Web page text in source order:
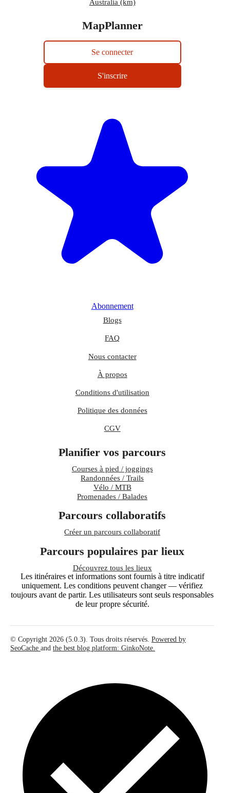
MapPlanner
Se connecter
S'inscrire
Abonnement
Blogs
FAQ
Nous contacter
À propos
Conditions d'utilisation
Politique des données
CGV
Planifier vos parcours
Courses à pied / joggings
Randonnées / Trails
Vélo / MTB
Promenades / Balades
Parcours collaboratifs
Créer un parcours collaboratif
Parcours populaires par lieux
Découvrez tous les lieux
Les itinéraires et informations sont fournis à titre indicatif
uniquement. Les conditions peuvent changer — vérifiez
toujours avant de partir. Les utilisateurs sont seuls responsables
de leur propre sécurité.
© Copyright 2026 (5.0.3). Tous droits réservés. Powered by
SeoCache and the best blog platform: GinkoNote.